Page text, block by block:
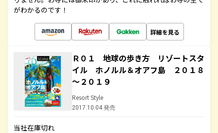
がわかるのです！
詳細を見る
Ｒ０１ 地球の歩き方 リゾートスタ
イル ホノルル＆オアフ島 ２０１８
～２０１９
Resort Style
2017.10.04 発売
当社在庫切れ